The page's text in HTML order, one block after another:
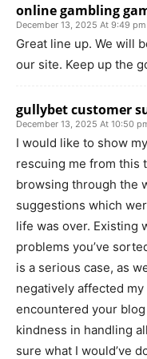
online gambling
December 13, 2025 At 9:49 pm
Great line up. We will
our site. Keep up the
gullybet customer
December 13, 2025 At 10:50
I would like to show
rescuing me from this
browsing through the
suggestions which
life was over. Existing
problems you’ve
is a serious case, as
negatively affected
encountered your
kindness in handling
sure what I would’ve